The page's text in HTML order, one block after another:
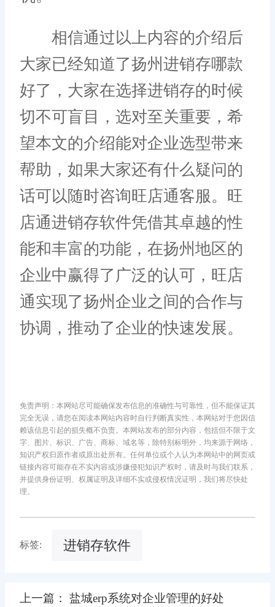
相信通过以上内容的介绍后
大家已经知道了扬州进销存哪款
好了，大家在选择进销存的时候
切不可盲目，选对至关重要，希
望本文的介绍能对企业选型带来
帮助，如果大家还有什么疑问的
话可以随时咨询旺店通客服。旺
店通进销存软件凭借其卓越的性
能和丰富的功能，在扬州地区的
企业中赢得了广泛的认可，旺店
通实现了扬州企业之间的合作与
协调，推动了企业的快速发展。
免责声明：本网站尽可能确保发布信息的准确性与可靠性，但不能保证其
完全无误，请您在阅读本网站内容时自行判断真实性，本网站对于您因信
赖该信息引起的损失概不负责。本网站发布的部分内容，包括但不限于文
字、图片、标识、广告、商标、域名等，除特别标明外，均来源于网络，
知识产权归原作者或原出处所有。任何单位或个人认为本网站中的网页或
链接内容可能存在不实内容或涉嫌侵犯知识产权时，请及时与我们联系，
并提供身份证明、权属证明及详细不实或侵权情况证明，我们将尽快处
理。
标签: 进销存软件
上一篇： 盐城erp系统对企业管理的好处